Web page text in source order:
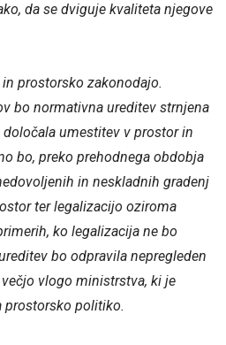
da se dviguje kvaliteta njegove
prostorsko zakonodajo.
bo normativna ureditev strnjena
umestitev v prostor in
bo, preko prehodnega obdobja
in neskladnih gradenj
ter legalizacijo oziroma
ko legalizacija ne bo
bo odpravila nepregleden
vlogo ministrstva, ki je
politiko.